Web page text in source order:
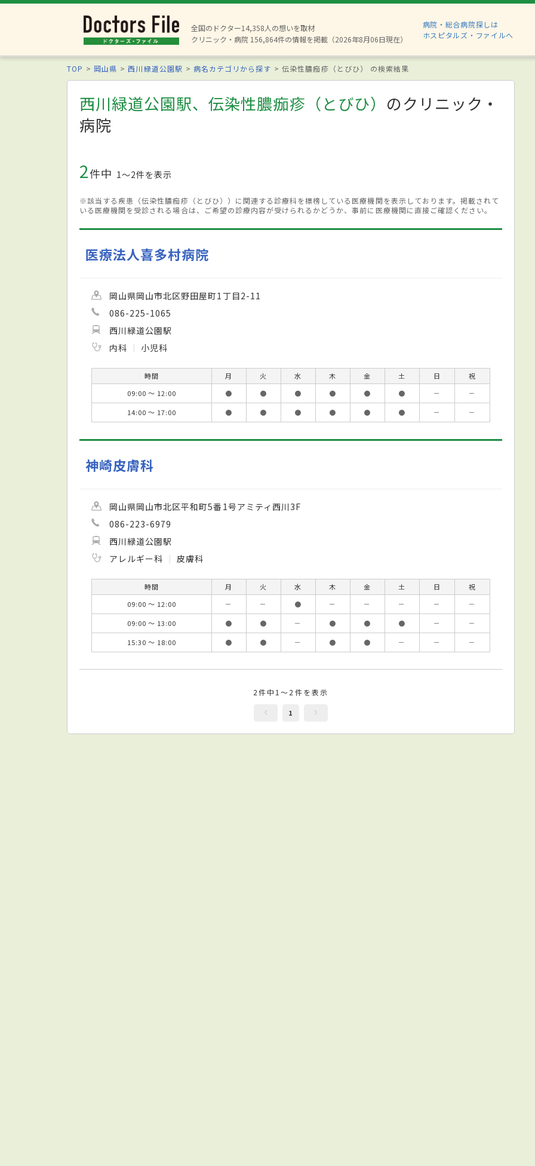
全国のドクター14,358人の想いを取材
クリニック・病院 156,864件の情報を掲載（2026年8月06日現在）
病院・総合病院探しは
ホスピタルズ・ファイルへ
TOP 岡山県 西川緑道公園駅 病名カテゴリから探す 伝染性膿痂疹（とびひ） の検索結果
西川緑道公園駅、伝染性膿痂疹（とびひ） のクリニック・
病院
2件中 1〜2件を表示
※該当する疾患（伝染性膿痂疹（とびひ））に関連する診療科を標榜している医療機関を表示しております。掲載されて
いる医療機関を受診される場合は、ご希望の診療内容が受けられるかどうか、事前に医療機関に直接ご確認ください。
医療法人喜多村病院
岡山県岡山市北区野田屋町1丁目2-11
086-225-1065
西川緑道公園駅
内科
小児科
時間 月 火 水 木 金 土 日
祝
09:00 ～ 12:00
● ● ● ● ● ● －
－
14:00 ～ 17:00
● ● ● ● ● ● － －
神崎皮膚科
岡山県岡山市北区平和町5番1号アミティ西川3F
086-223-6979
西川緑道公園駅
アレルギー科
皮膚科
時間 月 火 水 木 金 土 日
祝
09:00 ～ 12:00
－ － ● － － － －
－
09:00 ～ 13:00
● ● － ● ● ● －
－
15:30 ～ 18:00
● ● － ● ● － － －
2件中1～2件を表示
1